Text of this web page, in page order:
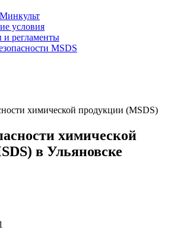
условия
и регламенты
MSDS
химической продукции (MSDS)
химической
в Ульяновске